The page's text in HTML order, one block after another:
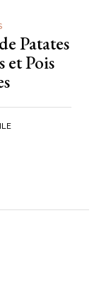
Patates
et Pois